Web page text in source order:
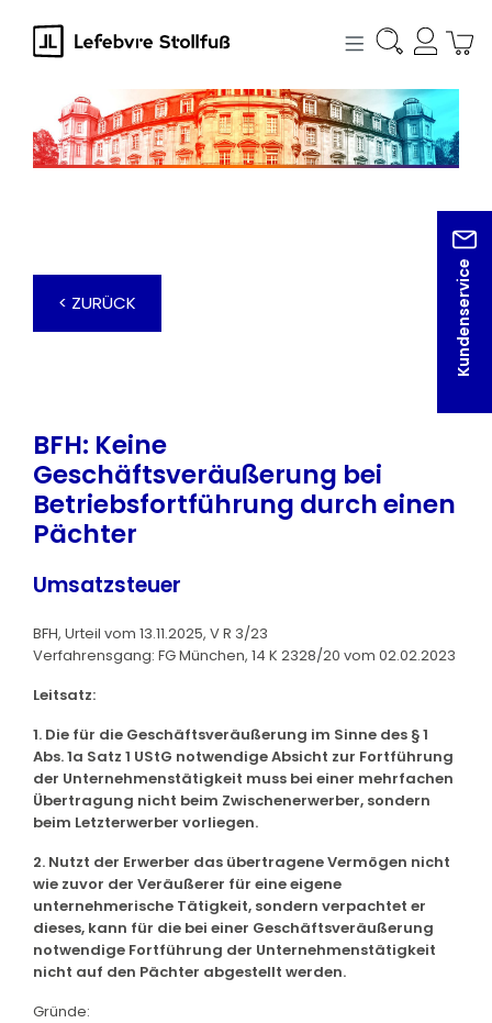
springen
Kundenservice
< ZURÜCK
BFH: Keine
Geschäftsveräußerung bei
Betriebsfortführung durch einen
Pächter
Umsatzsteuer
BFH, Urteil vom 13.11.2025, V R 3/23
Verfahrensgang: FG München, 14 K 2328/20 vom 02.02.2023
Leitsatz:
1. Die für die Geschäftsveräußerung im Sinne des § 1
Abs. 1a Satz 1 UStG notwendige Absicht zur Fortführung
der Unternehmenstätigkeit muss bei einer mehrfachen
Übertragung nicht beim Zwischenerwerber, sondern
beim Letzterwerber vorliegen.
2. Nutzt der Erwerber das übertragene Vermögen nicht
wie zuvor der Veräußerer für eine eigene
unternehmerische Tätigkeit, sondern verpachtet er
dieses, kann für die bei einer Geschäftsveräußerung
notwendige Fortführung der Unternehmenstätigkeit
nicht auf den Pächter abgestellt werden.
Gründe: